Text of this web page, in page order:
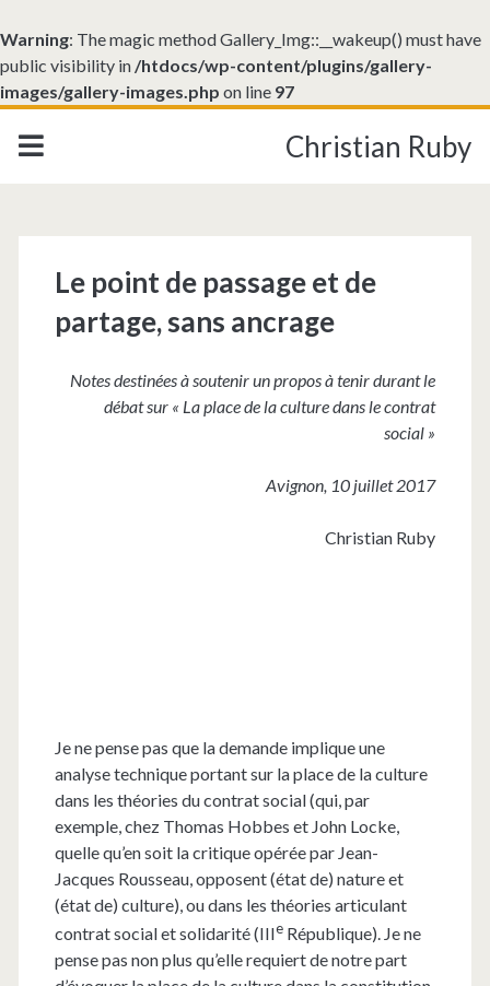
Warning: The magic method Gallery_Img::__wakeup() must have
public visibility in /htdocs/wp-content/plugins/gallery-
images/gallery-images.php on line 97
Christian Ruby
Le point de passage et de
partage, sans ancrage
Notes destinées à soutenir un propos à tenir durant le
débat sur « La place de la culture dans le contrat
social »
Avignon, 10 juillet 2017
Christian Ruby
Je ne pense pas que la demande implique une
analyse technique portant sur la place de la culture
dans les théories du contrat social (qui, par
exemple, chez Thomas Hobbes et John Locke,
quelle qu’en soit la critique opérée par Jean-
Jacques Rousseau, opposent (état de) nature et
(état de) culture), ou dans les théories articulant
contrat social et solidarité (IIIeRépublique). Je ne
pense pas non plus qu’elle requiert de notre part